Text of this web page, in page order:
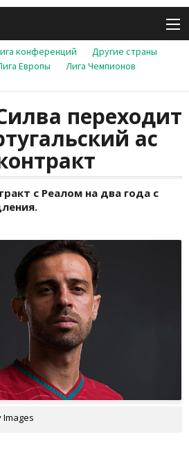
конференций
Другие страны
Европы
Лига Чемпионов
переходит
ас
с Реалом на два года с